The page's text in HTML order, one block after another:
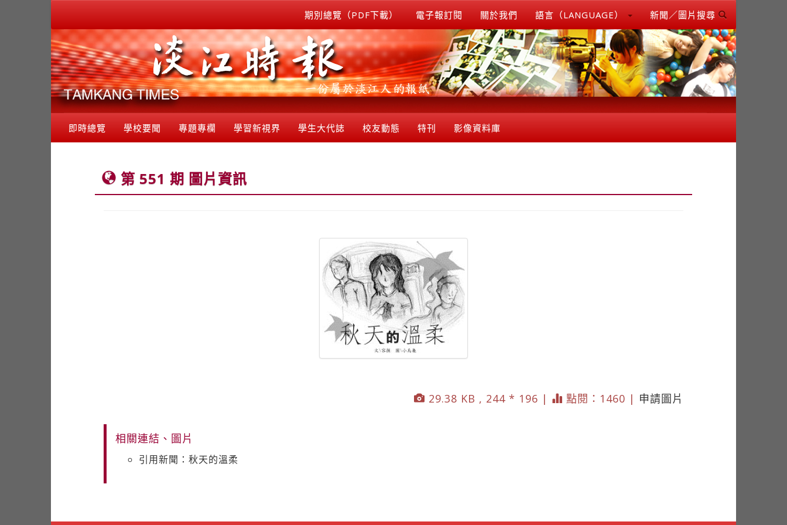
期別總覽（PDF下載） 電子報訂閱 關於我們 語言（LANGUAGE） 新聞／圖片搜尋
即時總覽 學校要聞 專題專欄 學習新視界 學生大代誌 校友動態 特刊 影像資料庫
第 551 期 圖片資訊
29.38 KB , 244 * 196 | 點閱：1460 | 申請圖片
相關連結、圖片
引用新聞：秋天的溫柔